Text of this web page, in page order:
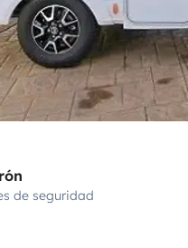
de seguridad